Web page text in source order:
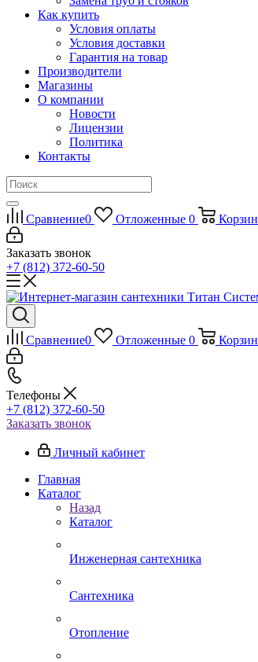
Как купить
Условия оплаты
Условия доставки
Гарантия на товар
Производители
Магазины
О компании
Новости
Лицензии
Политика
Контакты
Сравнение0 Отложенные 0
Заказать звонок
+7 (812) 372-60-50
Сравнение0 Отложенные 0
Телефоны
+7 (812) 372-60-50
Заказать звонок
Личный кабинет
Главная
Каталог
Назад
Каталог
Инженерная сантехника
Сантехника
Отопление